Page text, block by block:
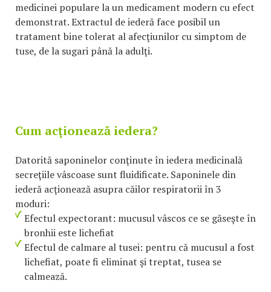
medicinei populare la un medicament modern cu efect
demonstrat. Extractul de iederă face posibil un
tratament bine tolerat al afecţiunilor cu simptom de
tuse, de la sugari până la adulţi.
Cum acţionează iedera?
Datorită saponinelor conţinute în iedera medicinală
secreţiile vâscoase sunt fluidificate. Saponinele din
iederă acţionează asupra căilor respiratorii în 3
moduri:
Efectul expectorant: mucusul vâscos ce se găseşte în
bronhii este lichefiat
Efectul de calmare al tusei: pentru că mucusul a fost
lichefiat, poate fi eliminat şi treptat, tusea se
calmează.